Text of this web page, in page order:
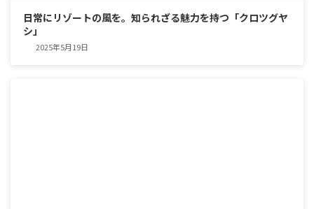
日常にリゾートの風を。知られざる魅力を持つ「クロツグヤ
シ」
2025年5月19日